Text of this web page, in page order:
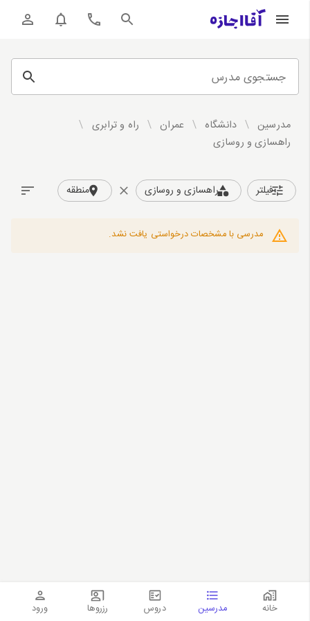
جستجوی مدرس
مدرسین / دانشگاه / عمران / راه و ترابری /
راهسازی و روسازی
فیلتر راهسازی و روسازی منطقه
مدرسی با مشخصات درخواستی یافت نشد.
خانه مدرسین دروس رزروها ورود